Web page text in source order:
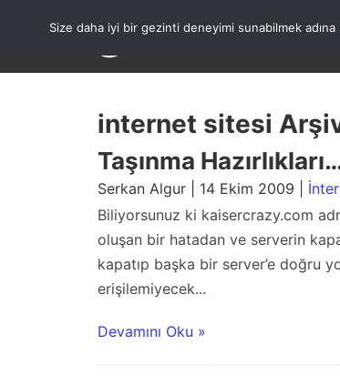
internet sitesi
Taşınma
Serkan Algur | 14 Ekim 2009 |
Biliyorsunuz ki kaisercrazy.com
oluşan bir hatadan ve serverin
kapatıp başka bir server’e doğru
erişilemiyecek...
Devamını Oku »
Size daha iyi bir gezinti deneyimi sunabilmek